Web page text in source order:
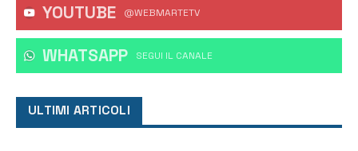
YOUTUBE @WEBMARTETV
WHATSAPP ‎SEGUI IL CANALE
ULTIMI ARTICOLI